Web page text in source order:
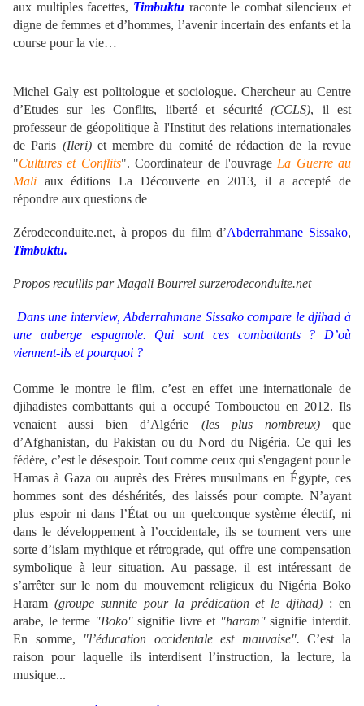
aux multiples facettes, Timbukturaconte le combat silencieux et
digne de femmes et d’hommes, l’avenir incertain des enfants et la
course pour la vie…
Michel Galy est politologue et sociologue. Chercheur au Centre
d’Etudes sur les Conflits, liberté et sécurité(CCLS), il est
professeur de géopolitique à l'Institut des relations internationales
de Paris (Ileri)et membre du comité de rédaction de la revue
"Cultures et Conflits". Coordinateur de l'ouvrage La Guerre au
Mali aux éditions La Découverte en 2013, il a accepté de
répondre aux questions de
Zérodeconduite.net, à propos du film d’Abderrahmane Sissako,
Timbuktu.
Propos recuillis par Magali Bourrel surzerodeconduite.net
Dans une interview, Abderrahmane Sissako compare le djihad à
une auberge espagnole. Qui sont ces combattants ? D’où
viennent-ils et pourquoi ?
Comme le montre le film, c’est en effet une internationale de
djihadistes combattants qui a occupé Tombouctou en 2012. Ils
venaient aussi bien d’Algérie (les plus nombreux)que
d’Afghanistan, du Pakistan ou du Nord du Nigéria. Ce qui les
fédère, c’est le désespoir. Tout comme ceux qui s'engagent pour le
Hamas à Gaza ou auprès des Frères musulmans en Égypte, ces
hommes sont des déshérités, des laissés pour compte. N’ayant
plus espoir ni dans l’État ou un quelconque système électif, ni
dans le développement à l’occidentale, ils se tournent vers une
sorte d’islam mythique et rétrograde, qui offre une compensation
symbolique à leur situation. Au passage, il est intéressant de
s’arrêter sur le nom du mouvement religieux du Nigéria Boko
Haram (groupe sunnite pour la prédication et le djihad) : en
arabe, le terme "Boko"signifie livre et "haram"signifie interdit.
En somme,
"l’éducation occidentale est mauvaise". C’est la
raison pour laquelle ils interdisent l’instruction, la lecture, la
musique...